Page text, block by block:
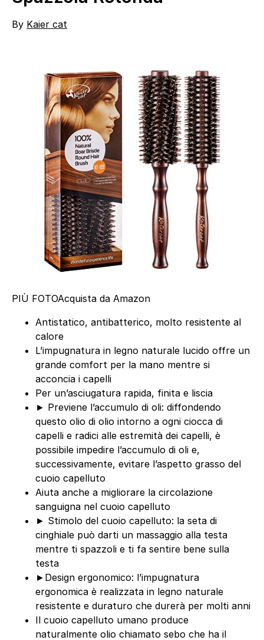
By Kaier cat
PIÙ FOTOAcquista da Amazon
Antistatico, antibatterico, molto resistente al
calore
L’impugnatura in legno naturale lucido offre un
grande comfort per la mano mentre si
acconcia i capelli
Per un’asciugatura rapida, finita e liscia
► Previene l’accumulo di oli: diffondendo
questo olio di olio intorno a ogni ciocca di
capelli e radici alle estremità dei capelli, è
possibile impedire l’accumulo di oli e,
successivamente, evitare l’aspetto grasso del
cuoio capelluto
Aiuta anche a migliorare la circolazione
sanguigna nel cuoio capelluto
► Stimolo del cuoio capelluto: la seta di
cinghiale può darti un massaggio alla testa
mentre ti spazzoli e ti fa sentire bene sulla
testa
►Design ergonomico: l’impugnatura
ergonomica è realizzata in legno naturale
resistente e duraturo che durerà per molti anni
Il cuoio capelluto umano produce
naturalmente olio chiamato sebo che ha il